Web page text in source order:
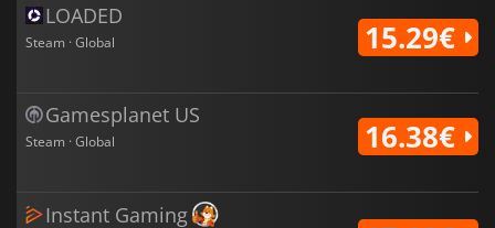
LOADED
Steam · Global 15.29€
Gamesplanet US
Steam · Global 16.38€
Instant Gaming